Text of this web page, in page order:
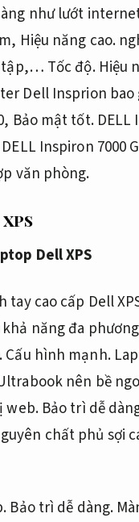
như lướt
Hiệu năng cao.
Tốc độ. Hiệu
Dell Insprion bao
Bảo mật tốt.DELL
DELL Inspiron 7000
văn phòng.
tay cao cấp Dell
khả năng đa
Cấu hình mạnh.
nên bề
web. Bảo trì dễ
chất phủ sợi
Bảo trì dễ dàng.